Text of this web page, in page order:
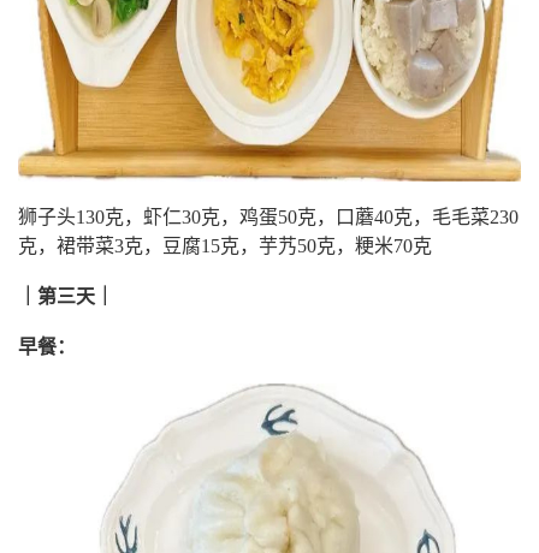
狮子头130克，虾仁30克，鸡蛋50克，口蘑40克，毛毛菜230
克，裙带菜3克，豆腐15克，芋艿50克，粳米70克
｜第三天｜
早餐：